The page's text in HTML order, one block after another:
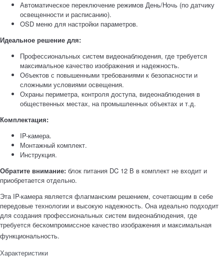
Автоматическое переключение режимов День/Ночь (по датчику
освещенности и расписанию).
OSD меню для настройки параметров.
Идеальное решение для:
Профессиональных систем видеонаблюдения, где требуется
максимальное качество изображения и надежность.
Объектов с повышенными требованиями к безопасности и
сложными условиями освещения.
Охраны периметра, контроля доступа, видеонаблюдения в
общественных местах, на промышленных объектах и т.д.
Комплектация:
IP-камера.
Монтажный комплект.
Инструкция.
Обратите внимание: блок питания DC 12 В в комплект не входит и
приобретается отдельно.
Эта IP-камера является флагманским решением, сочетающим в себе
передовые технологии и высокую надежность. Она идеально подходит
для создания профессиональных систем видеонаблюдения, где
требуется бескомпромиссное качество изображения и максимальная
функциональность.
Характеристики